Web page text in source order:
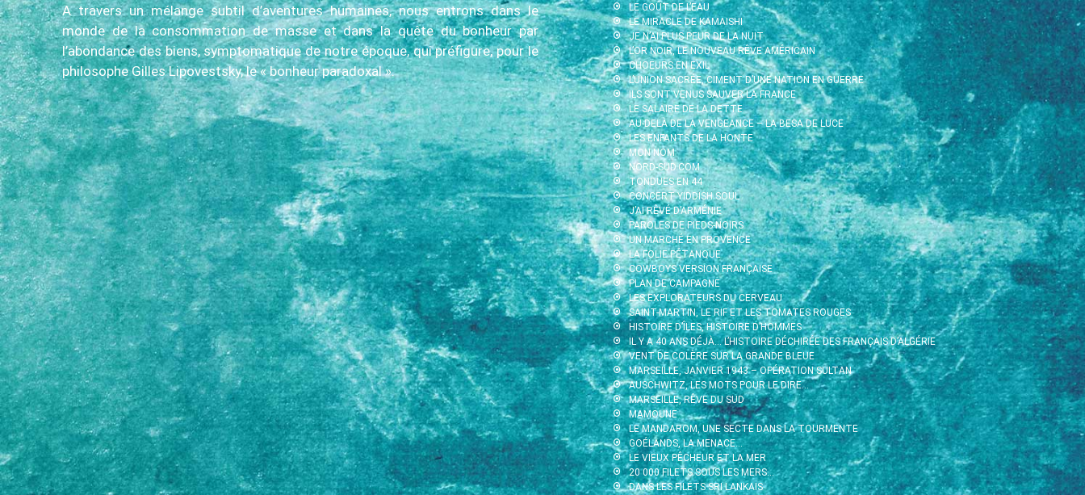
A travers un mélange subtil d’aventures humaines, nous entrons dans le
monde de la consommation de masse et dans la quête du bonheur par
l’abondance des biens, symptomatique de notre époque, qui préfigure, pour le
philosophe Gilles Lipovestsky, le « bonheur paradoxal ».
LE GOÛT DE L’EAU
LE MIRACLE DE KAMAISHI
JE N’AI PLUS PEUR DE LA NUIT
L’OR NOIR, LE NOUVEAU RÊVE AMÉRICAIN
CHOEURS EN EXIL
L’UNION SACRÉE, CIMENT D’UNE NATION EN GUERRE
ILS SONT VENUS SAUVER LA FRANCE
LE SALAIRE DE LA DETTE
AU-DELÀ DE LA VENGEANCE – LA BESA DE LUCE
LES ENFANTS DE LA HONTE
MON NOM
NORD-SUD.COM
TONDUES EN 44
CONCERT YIDDISH SOUL
J’AI RÊVÉ D’ARMÉNIE
PAROLES DE PIEDS-NOIRS
UN MARCHÉ EN PROVENCE
LA FOLIE PÉTANQUE
COWBOYS VERSION FRANÇAISE
PLAN DE CAMPAGNE
LES EXPLORATEURS DU CERVEAU
SAINT-MARTIN, LE RIF ET LES TOMATES ROUGES
HISTOIRE D’ÎLES, HISTOIRE D’HOMMES
IL Y A 40 ANS DÉJÀ… L’HISTOIRE DÉCHIRÉE DES FRANÇAIS D’ALGÉRIE
VENT DE COLÈRE SUR LA GRANDE BLEUE
MARSEILLE, JANVIER 1943 – OPÉRATION SULTAN
AUSCHWITZ, LES MOTS POUR LE DIRE…
MARSEILLE, RÊVE DU SUD
MAMOUNE
LE MANDAROM, UNE SECTE DANS LA TOURMENTE
GOÉLANDS, LA MENACE…
LE VIEUX PÊCHEUR ET LA MER
20 000 FILETS SOUS LES MERS…
DANS LES FILETS SRI LANKAIS